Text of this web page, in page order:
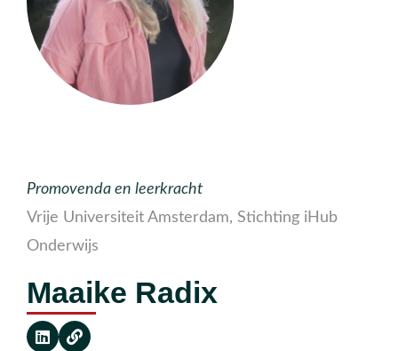
Promovenda en leerkracht
Vrije Universiteit Amsterdam, Stichting iHub
Onderwijs
Maaike Radix